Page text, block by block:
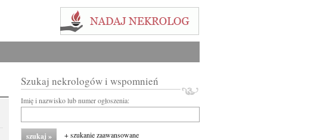
Szukaj nekrologów i wspomnień
Imię i nazwisko lub numer ogłoszenia:
+ szukanie zaawansowane